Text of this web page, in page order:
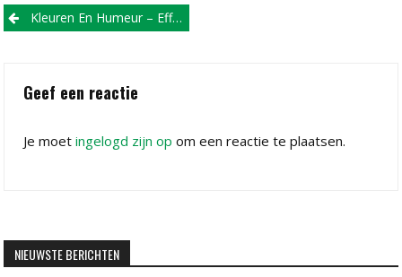
PostKleuren En Humeur – Effect Van Kleuren Op De Gezondheid
Geef een reactie
Je moetingelogd zijn op om een reactie te plaatsen.
NIEUWSTE BERICHTEN